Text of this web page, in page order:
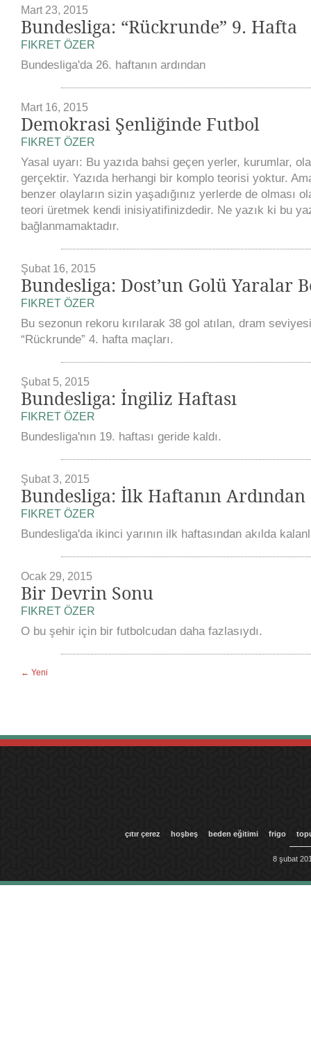
Mart 23, 2015
Bundesliga: “Rückrunde” 9. Hafta
FIKRET ÖZER
Bundesliga'da 26. haftanın ardından
Mart 16, 2015
Demokrasi Şenliğinde Futbol
FIKRET ÖZER
Yasal uyarı: Bu yazıda bahsi geçen yerler, kurumlar,
gerçektir. Yazıda herhangi bir komplo teorisi yoktur.
benzer olayların sizin yaşadığınız yerlerde de olması
teori üretmek kendi inisiyatifinizdedir. Ne yazık ki bu
bağlanmamaktadır.
Şubat 16, 2015
Bundesliga: Dost’un Golü Yaralar
FIKRET ÖZER
Bu sezonun rekoru kırılarak 38 gol atılan, dram
“Rückrunde” 4. hafta maçları.
Şubat 5, 2015
Bundesliga: İngiliz Haftası
FIKRET ÖZER
Bundesliga'nın 19. haftası geride kaldı.
Şubat 3, 2015
Bundesliga: İlk Haftanın Ardından
FIKRET ÖZER
Bundesliga'da ikinci yarının ilk haftasından akılda
Ocak 29, 2015
Bir Devrin Sonu
FIKRET ÖZER
O bu şehir için bir futbolcudan daha fazlasıydı.
← Yeni
çıtır çerez hoşbeş beden eğitimi frigo
8 şubat